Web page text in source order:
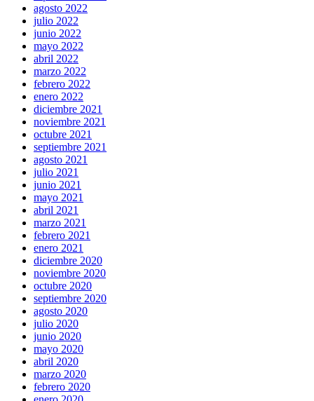
agosto 2022
julio 2022
junio 2022
mayo 2022
abril 2022
marzo 2022
febrero 2022
enero 2022
diciembre 2021
noviembre 2021
octubre 2021
septiembre 2021
agosto 2021
julio 2021
junio 2021
mayo 2021
abril 2021
marzo 2021
febrero 2021
enero 2021
diciembre 2020
noviembre 2020
octubre 2020
septiembre 2020
agosto 2020
julio 2020
junio 2020
mayo 2020
abril 2020
marzo 2020
febrero 2020